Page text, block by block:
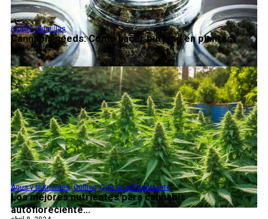
Cannabis seeds: Cómo hacer burping en plantas...
Cultivo,Semillas
abril 8, 2024
Los mejores nutrientes para cannabis
autofloreciente...
Agua y Nutrientes,Cultivo,Qué es el Fertilizante